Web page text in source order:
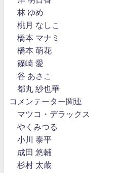
林 ゆめ
桃月 なしこ
橋本 マナミ
橋本 萌花
篠崎 愛
谷 あさこ
都丸 紗也華
コメンテーター関連
マツコ・デラックス
やくみつる
小川 泰平
成田 悠輔
杉村 太蔵